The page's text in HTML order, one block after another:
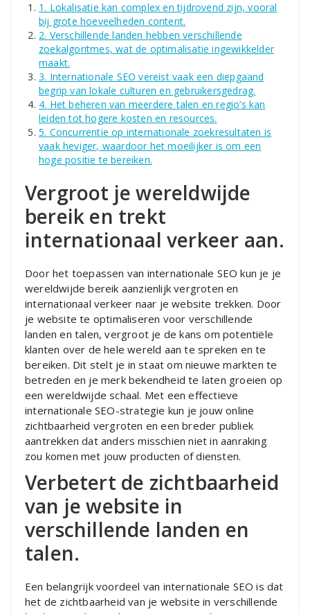
1. Lokalisatie kan complex en tijdrovend zijn, vooral
bij grote hoeveelheden content.
2. Verschillende landen hebben verschillende
zoekalgoritmes, wat de optimalisatie ingewikkelder
maakt.
3. Internationale SEO vereist vaak een diepgaand
begrip van lokale culturen en gebruikersgedrag.
4. Het beheren van meerdere talen en regio’s kan
leiden tot hogere kosten en resources.
5. Concurrentie op internationale zoekresultaten is
vaak heviger, waardoor het moeilijker is om een
hoge positie te bereiken.
Vergroot je wereldwijde
bereik en trekt
internationaal verkeer aan.
Door het toepassen van internationale SEO kun je je
wereldwijde bereik aanzienlijk vergroten en
internationaal verkeer naar je website trekken. Door
je website te optimaliseren voor verschillende
landen en talen, vergroot je de kans om potentiële
klanten over de hele wereld aan te spreken en te
bereiken. Dit stelt je in staat om nieuwe markten te
betreden en je merk bekendheid te laten groeien op
een wereldwijde schaal. Met een effectieve
internationale SEO-strategie kun je jouw online
zichtbaarheid vergroten en een breder publiek
aantrekken dat anders misschien niet in aanraking
zou komen met jouw producten of diensten.
Verbetert de zichtbaarheid
van je website in
verschillende landen en
talen.
Een belangrijk voordeel van internationale SEO is dat
het de zichtbaarheid van je website in verschillende